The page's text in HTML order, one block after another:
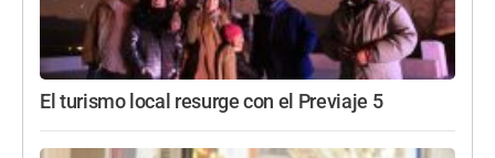
El turismo local resurge con el Previaje 5